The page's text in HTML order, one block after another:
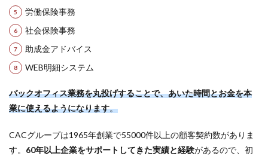
労働保険事務
社会保険事務
助成金アドバイス
WEB明細システム
バックオフィス業務を丸投げすることで、あいた時間とお金を本
業に使えるようになります。
CACグループは1965年創業で55000件以上の顧客契約数がありま
す。 60年以上企業をサポートしてきた実績と経験があるので、初